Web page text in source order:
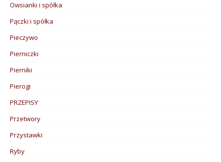
Owsianki i spółka
Pączki i spółka
Pieczywo
Pierniczki
Pierniki
Pierogi
PRZEPISY
Przetwory
Przystawki
Ryby